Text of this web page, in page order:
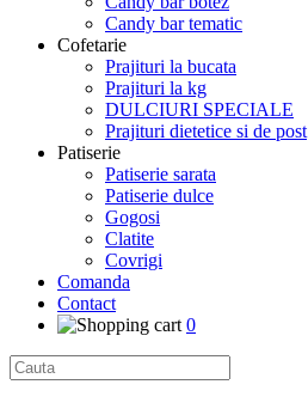
Candy bar tematic
Cofetarie
Prajituri la bucata
Prajituri la kg
DULCIURI SPECIALE
Prajituri dietetice si de post
Patiserie
Patiserie sarata
Patiserie dulce
Gogosi
Clatite
Covrigi
Comanda
Contact
0